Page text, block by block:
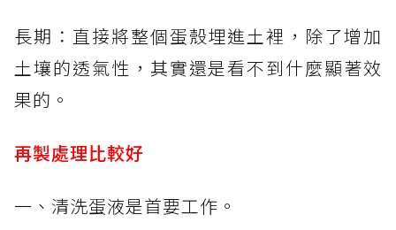
長期：直接將整個蛋殼埋進土裡，除了增加
土壤的透氣性，其實還是看不到什麼顯著效
果的。
再製處理比較好
一、清洗蛋液是首要工作。